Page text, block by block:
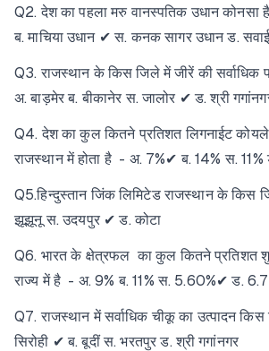
Q2. देश का पहला मरु वानस्पतिक उधान कोनसा
ब. माचिया उधान ✔ स. कनक सागर उधान ड.
Q3. राजस्थान के किस जिले में जीरें की
अ. बाड़मेर ब. बीकानेर स. जालोर ✔ ड. श्री
Q4. देश का कुल कितने प्रतिशत लिगनाईट
राजस्थान में होता है - अ. 7%✔ ब. 14% स. 11%
Q5.हिन्दुस्तान जिंक लिमिटेड राजस्थान के किस
झूझूनू स. उदयपुर ✔ ड. कोटा
Q6. भारत के क्षेत्रफल का कुल कितने प्रतिशत
राज्य में है - अ. 9% ब. 11% स. 5.60%✔ ड.
Q7. राजस्थान में सर्वाधिक चीकू का उत्पादन
सिरोही ✔ ब. बूदीं स. भरतपुर ड. श्री गगांनगर